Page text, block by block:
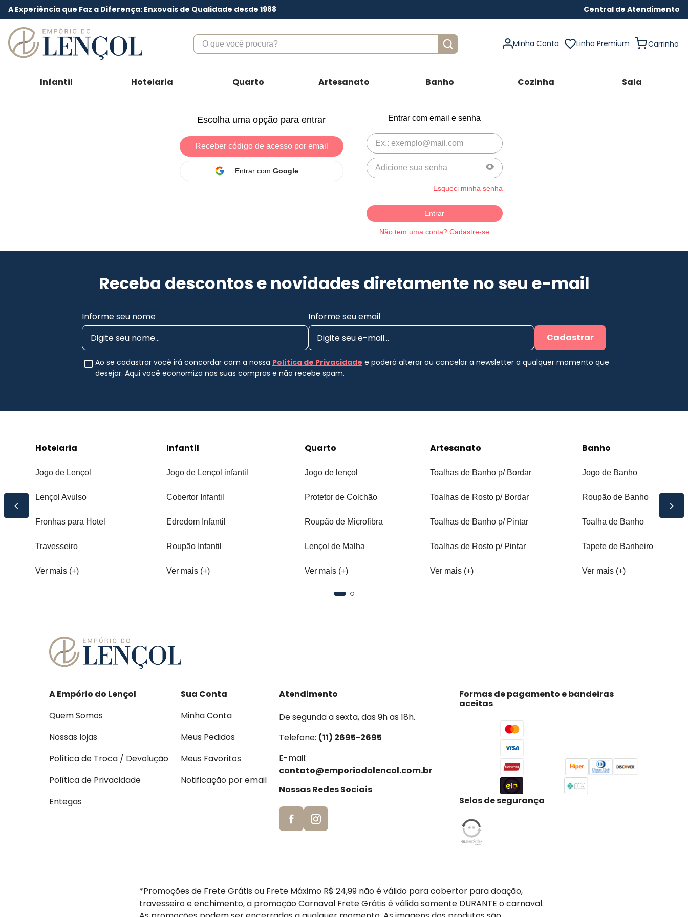
A Experiência que Faz a Diferença: Enxovais de Qualidade desde 1988 Central de Atendimento
O que você procura?
Minha Conta Linha Premium
Infantil Hotelaria Quarto Artesanato Banho Cozinha Sala
Escolha uma opção para entrar
Receber código de acesso por email
Entrar com Google
Entrar com email e senha
Esqueci minha senha
Entrar
Não tem uma conta? Cadastre-se
Receba descontos e novidades diretamente no seu e-mail
Informe seu nome
Informe seu email
Cadastrar
Ao se cadastrar você irá concordar com a nossa Política de Privacidade e poderá alterar ou cancelar a newsletter a qualquer momento que
desejar. Aqui você economiza nas suas compras e não recebe spam.
Hotelaria
Jogo de Lençol
Lençol Avulso
Fronhas para Hotel
Travesseiro
Ver mais (+)
Infantil
Jogo de Lençol infantil
Cobertor Infantil
Edredom Infantil
Roupão Infantil
Ver mais (+)
Quarto
Jogo de lençol
Protetor de Colchão
Roupão de Microfibra
Lençol de Malha
Ver mais (+)
Artesanato
Toalhas de Banho p/ Bordar
Toalhas de Rosto p/ Bordar
Toalhas de Banho p/ Pintar
Toalhas de Rosto p/ Pintar
Ver mais (+)
Banho
Jogo de Banho
Roupão de Banho
Toalha de Banho
Tapete de Banheiro
Ver mais (+)
A Empório do Lençol
Quem Somos
Nossas lojas
Política de Troca / Devolução
Política de Privacidade
Entegas
Sua Conta
Minha Conta
Meus Pedidos
Meus Favoritos
Notificação por email
Atendimento
De segunda a sexta, das 9h as 18h.
Telefone: (11) 2695-2695
E-mail:
contato@emporiodolencol.com.br
Nossas Redes Sociais
Formas de pagamento e bandeiras
aceitas
Selos de segurança
*Promoções de Frete Grátis ou Frete Máximo R$ 24,99 não é válido para cobertor para doação,
travesseiro e enchimento, a promoção Carnaval Frete Grátis é válida somente DURANTE o carnaval.